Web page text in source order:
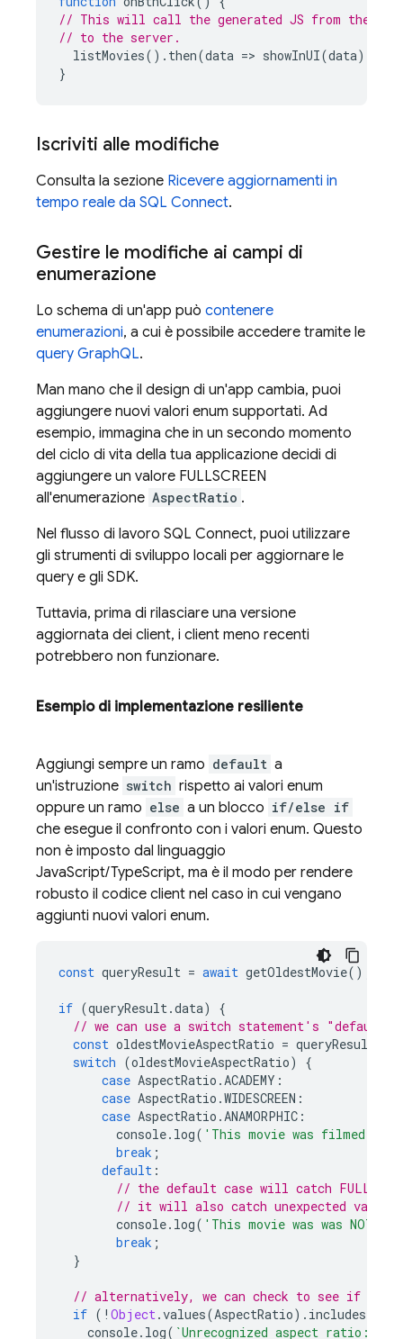
// This will call the generated JS from the CLI
// to the server.
listMovies(). then(data => showInUI(data));
}
Iscriviti alle modifiche
Consulta la sezione Ricevere aggiornamenti in
tempo reale da SQL Connect.
Gestire le modifiche ai campi di
enumerazione
Lo schema di un'app può contenere
enumerazioni, a cui è possibile accedere tramite le
query GraphQL.
Man mano che il design di un'app cambia, puoi
aggiungere nuovi valori enum supportati. Ad
esempio, immagina che in un secondo momento
del ciclo di vita della tua applicazione decidi di
aggiungere un valore FULLSCREEN
all'enumerazione AspectRatio .
Nel flusso di lavoro SQL Connect, puoi utilizzare
gli strumenti di sviluppo locali per aggiornare le
query e gli SDK.
Tuttavia, prima di rilasciare una versione
aggiornata dei client, i client meno recenti
potrebbero non funzionare.
Esempio di implementazione resiliente
Aggiungi sempre un ramo default a
un'istruzione switch rispetto ai valori enum
oppure un ramo else a un blocco if/else if
che esegue il confronto con i valori enum. Questo
non è imposto dal linguaggio
JavaScript/TypeScript, ma è il modo per rendere
robusto il codice client nel caso in cui vengano
aggiunti nuovi valori enum.
const queryResult = await getOldestMovie();
if (queryResult.data)
{
// we can use a switch statement's "default"
const oldestMovieAspectRatio = queryResult
switch (oldestMovieAspectRatio)
{
case AspectRatio .ACADEMY :
case AspectRatio .WIDESCREEN :
case AspectRatio .ANAMORPHIC :
console. log( 'This movie was filmed in
break ;
default :
// the default case will catch FULLSCREEN,
// it will also catch unexpected values
console. log( 'This movie was was NOT
break ;
}
// alternatively, we can check to see if the
if ( ! Object.values(AspectRatio). includes
console. log( `Unrecognized aspect ratio: